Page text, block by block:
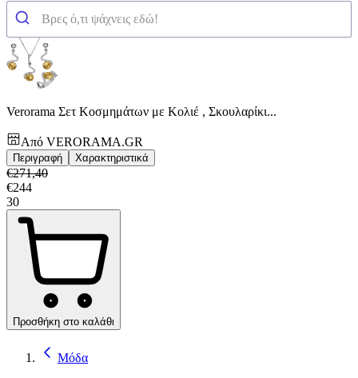
Verorama Σετ Κοσμημάτων με Κολιέ , Σκουλαρίκι...
Από VERORAMA.GR
Περιγραφή Χαρακτηριστικά
€271,40
€244
30
Προσθήκη στο καλάθι
Μόδα